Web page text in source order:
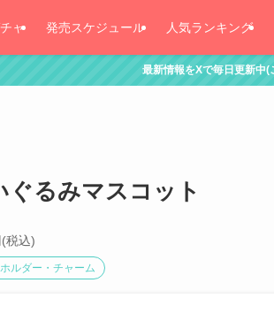
ャ 発売スケジュール 人気ランキング
最新情報をXで毎日更新中(ここをタッチ！)
るみマスコット
税込)
ルダー・チャーム